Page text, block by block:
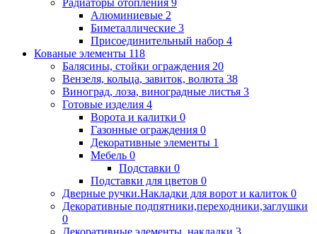
Радиаторы отопления 9
Алюминиевые 2
Биметаллические 3
Присоединительный набор 4
Кованые элементы 118
Балясины, стойки ограждения 20
Вензеля, кольца, завиток, волюта 38
Виноград, лоза, виноградные листья 3
Готовые изделия 4
Ворота и калитки 0
Газонные ограждения 0
Декоративные элементы 1
Мебель 0
Подставки 0
Подставки для цветов 0
Дверные ручки.Накладки для ворот и калиток 0
Декоративные подпятники,переходники,заглушки
0